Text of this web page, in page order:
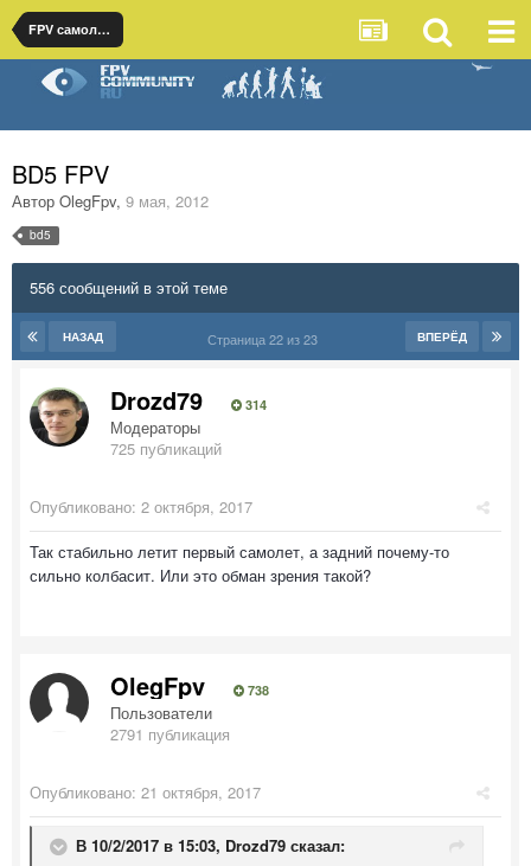
FPV самолеты
BD5 FPV
Автор OlegFpv, 9 мая, 2012
bd5
556 сообщений в этой теме
НАЗАД ВПЕРЁД
Страница 22 из 23
Drozd79 314
Модераторы
725 публикаций
Опубликовано: 2 октября, 2017
Так стабильно летит первый самолет, а задний почему-то
сильно колбасит. Или это обман зрения такой?
OlegFpv 738
Пользователи
2791 публикация
Опубликовано: 21 октября, 2017
В 10/2/2017 в 15:03, Drozd79 сказал: